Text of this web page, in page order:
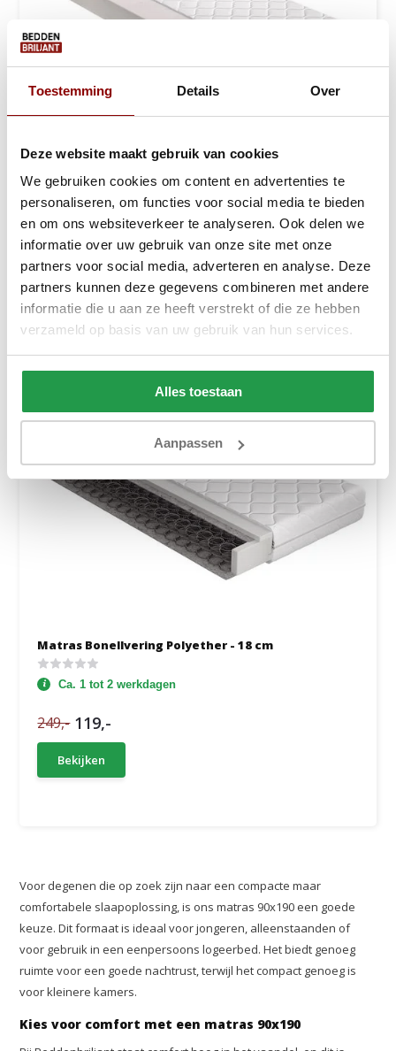
Toestemming Details Over
Deze website maakt gebruik van cookies
We gebruiken cookies om content en advertenties te
personaliseren, om functies voor social media te bieden
en om ons websiteverkeer te analyseren. Ook delen we
informatie over uw gebruik van onze site met onze
partners voor social media, adverteren en analyse. Deze
partners kunnen deze gegevens combineren met andere
informatie die u aan ze heeft verstrekt of die ze hebben
verzameld op basis van uw gebruik van hun services.
Alles toestaan
Aanpassen
Polyether Schuimmatras 14 of 17 cm - SG3...
Ca. 1 tot 2 werkdagen
189,- 129,-
Bekijken
Matras Bonellvering Polyether - 18 cm
Ca. 1 tot 2 werkdagen
249,- 119,-
Bekijken
Voor degenen die op zoek zijn naar een compacte maar
comfortabele slaapoplossing, is ons matras 90x190 een goede
keuze. Dit formaat is ideaal voor jongeren, alleenstaanden of
voor gebruik in een eenpersoons logeerbed. Het biedt genoeg
ruimte voor een goede nachtrust, terwijl het compact genoeg is
voor kleinere kamers.
Kies voor comfort met een matras 90x190